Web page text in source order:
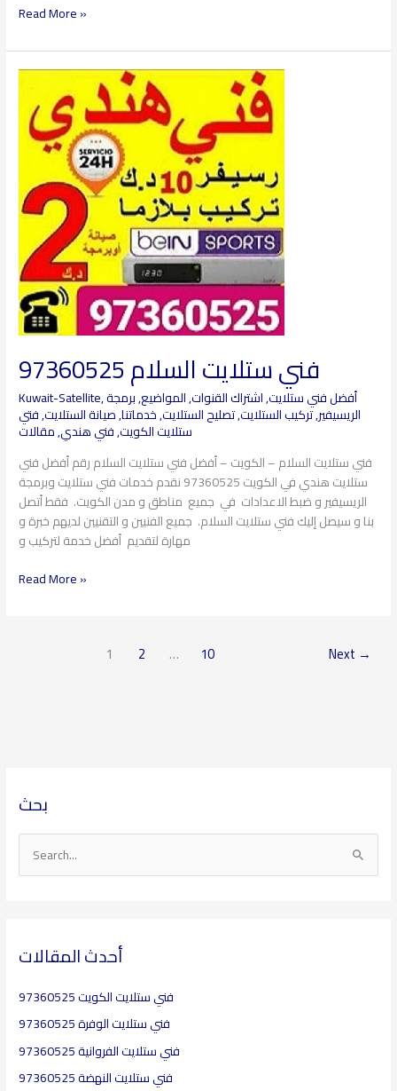
بحث
e
c
f
o
r
:
أحدث المقالات
فني ستلايت الكويت 97360525
فني ستلايت الوفرة 97360525
فني ستلايت الفروانية 97360525
فني ستلايت النهضة 97360525
ل
ش
ل
ا
Read More »
فني ستلايت السلام 97360525
Kuwait-Satellite, أفضل فني ستلايت,اشتراك القنوات,المواضيع,برمجة
الريسيفير,تركيب الستلايت,تصليح الستلايت,خدماتنا,صيانة الستلايت,فتي
ستلايت الكويت,فني هندي,مقالات
فني ستلايت السلام – الكويت – أفضل فني ستلايت السلام رقم أفضل فني
ستلايت هندي في الكويت 97360525 نقدم خدمات فني ستلايت وبرمجة
الريسيفير و ضبط الاعدادات في جميع مناطق و مدن الكويت. فقط أتصل
بنا و سيصل إليك فني ستلايت السلام. جميع الفنيين و التقنيين لديهم خبرة و
فني
ستلايت
السلام
97360525
Read More »
1 2 … 10 Next →